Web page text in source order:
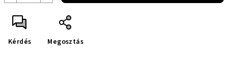
Kérdés Megosztás